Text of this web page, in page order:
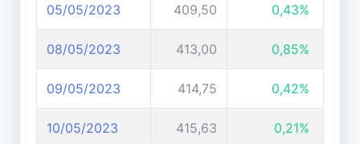
05/05/2023 409,50 0,43%
08/05/2023 413,00 0,85%
09/05/2023 414,75 0,42%
10/05/2023 415,63 0,21%